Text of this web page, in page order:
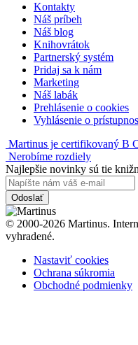
Kontakty
Náš príbeh
Náš blog
Knihovrátok
Partnerský systém
Pridaj sa k nám
Marketing
Náš labák
Prehlásenie o cookies
Vyhlásenie o
Martinus je certifikovaný B
Nerobíme rozdiely
Najlepšie novinky sú tie
Odoslať
© 2000-2026 Martinus.
vyhradené.
Nastaviť cookies
Ochrana súkromia
Obchodné podmienky